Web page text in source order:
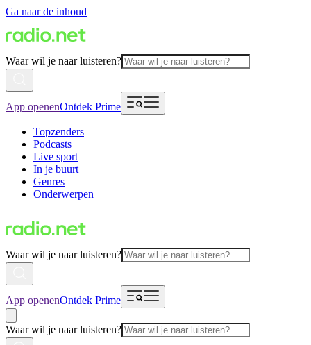
Ga naar de inhoud
Waar wil je naar luisteren?
App openenOntdek Prime
Topzenders
Podcasts
Live sport
In je buurt
Genres
Onderwerpen
Waar wil je naar luisteren?
App openenOntdek Prime
Waar wil je naar luisteren?